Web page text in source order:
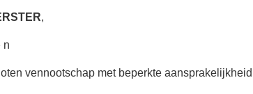
,
n
vennootschap met beperkte aansprakelijkheid